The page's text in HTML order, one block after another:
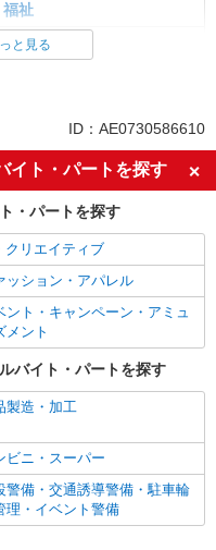
福祉
勤OK
保険あり
と見る
ID：AE0730586610
イト・パートを探す
・パートを探す
クリエイティブ
ッション・アパレル
ント・キャンペーン・アミュ
メント
バイト・パートを探す
製造・加工
ビニ・スーパー
警備・交通誘導警備・駐車輪
理・イベント警備